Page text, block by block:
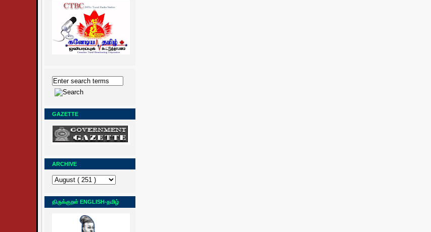
GAZETTE
ARCHIVE
திருக்குறள் ENGLISH-தமிழ்